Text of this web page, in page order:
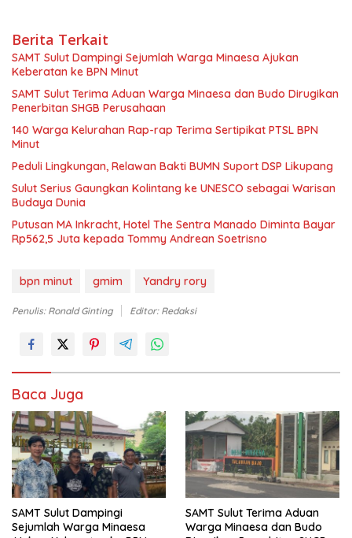
Berita Terkait
SAMT Sulut Dampingi Sejumlah Warga Minaesa Ajukan
Keberatan ke BPN Minut
SAMT Sulut Terima Aduan Warga Minaesa dan Budo Dirugikan
Penerbitan SHGB Perusahaan
140 Warga Kelurahan Rap-rap Terima Sertipikat PTSL BPN
Minut
Sulut Serius Gaungkan Kolintang ke UNESCO sebagai Warisan
Budaya Dunia
Putusan MA Inkracht, Hotel The Sentra Manado Diminta Bayar
Rp562,5 Juta kepada Tommy Andrean Soetrisno
bpn minut gmim Yandry rory
Penulis: Ronald Ginting Editor: Redaksi
Baca Juga
SAMT Sulut Dampingi
Sejumlah Warga Minaesa
SAMT Sulut Terima Aduan
Warga Minaesa dan Budo